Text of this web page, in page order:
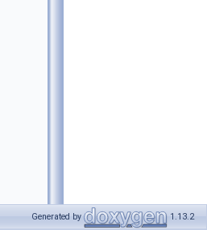
Generated by 1.13.2